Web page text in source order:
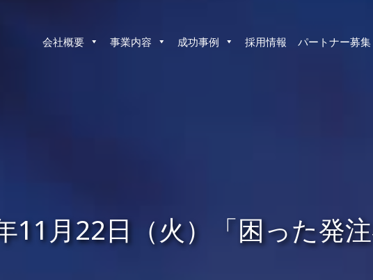
会社概要 事業内容 成功事例 採用情報 パートナー募集
11月22日（火）「困った発